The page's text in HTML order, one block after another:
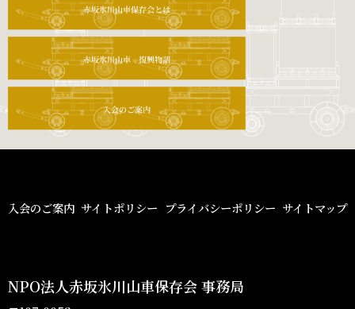
入会のご案内 サイトポリシー プライバシーポリシー サイトマップ
NPO法人赤坂氷川山車保存会 事務局